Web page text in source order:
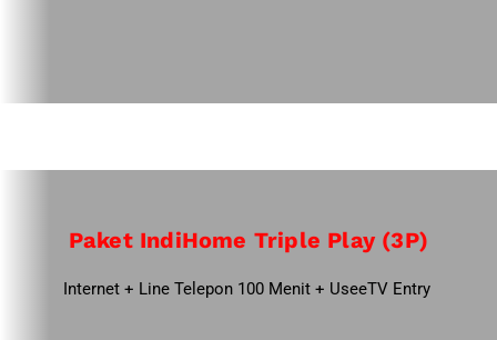
Paket IndiHome Triple Play (3P)
Internet + Line Telepon 100 Menit + UseeTV Entry